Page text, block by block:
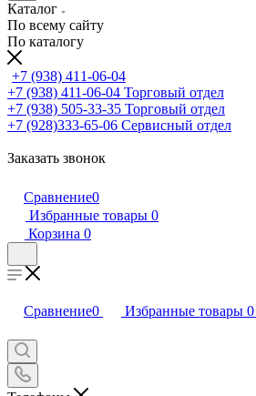
Каталог
По всему сайту
По каталогу
+7 (938) 411-06-04
+7 (938) 411-06-04 Торговый отдел
+7 (938) 505-33-35 Торговый отдел
+7 (928)333-65-06 Сервисный отдел
Заказать звонок
Сравнение0
Избранные товары 0
Корзина 0
Сравнение0 Избранные товары 0